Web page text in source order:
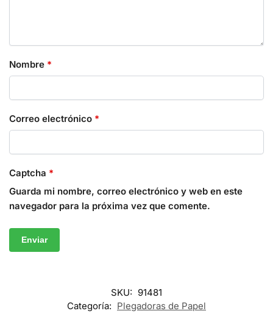
Nombre *
Correo electrónico *
Captcha *
Guarda mi nombre, correo electrónico y web en este
navegador para la próxima vez que comente.
SKU: 91481
Categoría: Plegadoras de Papel